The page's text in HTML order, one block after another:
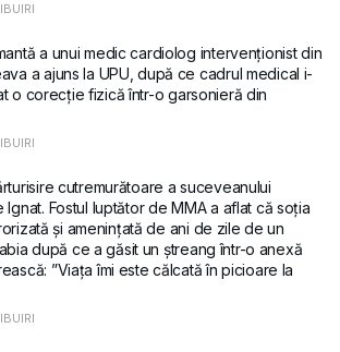
a unui medic cardiolog intervenționist din
a ajuns la UPU, după ce cadrul medical i-
o corecție fizică într-o garsonieră din
cutremurătoare a suceveanului
Ignat. Fostul luptător de MMA a aflat că soția
și amenințată de ani de zile de un
abia după ce a găsit un ștreang într-o anexă
”Viața îmi este călcată în picioare la